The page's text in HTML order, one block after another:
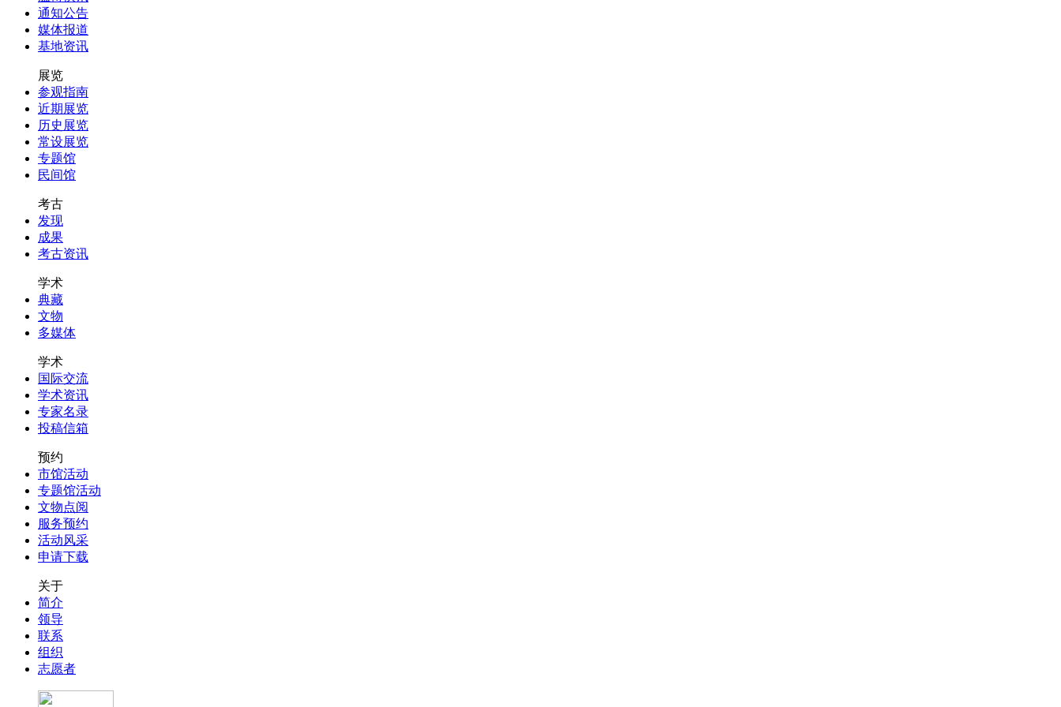
通知公告
媒体报道
基地资讯
展览
参观指南
近期展览
历史展览
常设展览
专题馆
民间馆
考古
发现
成果
考古资讯
学术
典藏
文物
多媒体
学术
国际交流
学术资讯
专家名录
投稿信箱
预约
市馆活动
专题馆活动
文物点阅
服务预约
活动风采
申请下载
关于
简介
领导
联系
组织
志愿者